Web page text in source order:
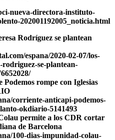
nueva-directora-instituto-
202001192005_noticia.html
Rodríguez se plantean
espana/2020-02-07/los-
rodriguez-se-plantean-
Podemos rompe con Iglesias
corriente-anticapi-podemos-
okdiario-5141493
permite a los CDR cortar
de Barcelona
100-dias-impunidad-colau-